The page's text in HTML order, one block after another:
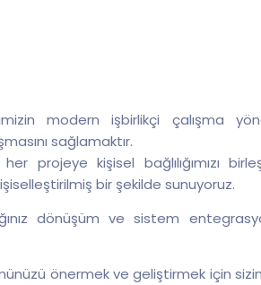
modern işbirlikçi çalışma
sağlamaktır.
projeye kişisel bağlılığımızı
bir şekilde sunuyoruz.
dönüşüm ve sistem
önermek ve geliştirmek için